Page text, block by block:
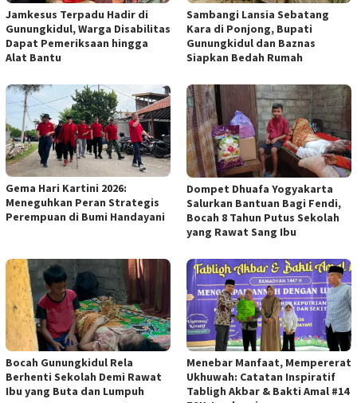
Jamkesus Terpadu Hadir di
Gunungkidul, Warga Disabilitas
Dapat Pemeriksaan hingga
Alat Bantu
Sambangi Lansia Sebatang
Kara di Ponjong, Bupati
Gunungkidul dan Baznas
Siapkan Bedah Rumah
Gema Hari Kartini 2026:
Meneguhkan Peran Strategis
Perempuan di Bumi Handayani
Dompet Dhuafa Yogyakarta
Salurkan Bantuan Bagi Fendi,
Bocah 8 Tahun Putus Sekolah
yang Rawat Sang Ibu
Bocah Gunungkidul Rela
Berhenti Sekolah Demi Rawat
Ibu yang Buta dan Lumpuh
Menebar Manfaat, Mempererat
Ukhuwah: Catatan Inspiratif
Tabligh Akbar & Bakti Amal #14